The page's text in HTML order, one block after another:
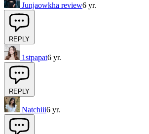
Junjaowkha review6 yr.
REPLY
1stpapat6 yr.
REPLY
Natchiii6 yr.